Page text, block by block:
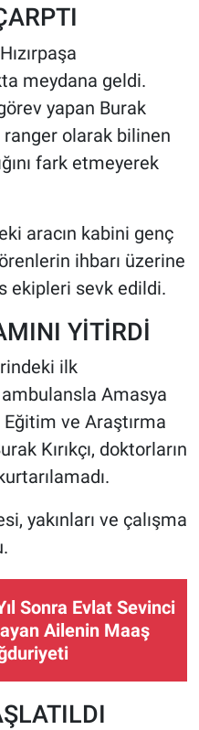
meydana geldi.
yapan Burak
ranger olarak bilinen
fark etmeyerek
aracın kabini genç
ihbarı üzerine
ekipleri sevk edildi.
YİTİRDİ
ilk
Amasya
ve Araştırma
Kırıkçı, doktorların
yakınları ve çalışma
Sonra Evlat Sevinci
Ailenin Maaş